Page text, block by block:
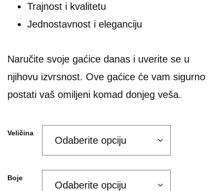
Trajnost i kvalitetu
Jednostavnost i eleganciju
Naručite svoje gaćice danas i uverite se u
njihovu izvrsnost. Ove gaćice će vam sigurno
postati vaš omiljeni komad donjeg veša.
Veličina
Boje